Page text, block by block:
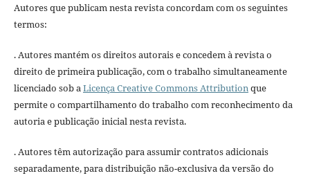
Autores que publicam nesta revista concordam com os seguintes
termos:
. Autores mantém os direitos autorais e concedem à revista o
direito de primeira publicação, com o trabalho simultaneamente
licenciado sob aLicença Creative Commons Attributionque
permite o compartilhamento do trabalho com reconhecimento da
autoria e publicação inicial nesta revista.
. Autores têm autorização para assumir contratos adicionais
separadamente, para distribuição não-exclusiva da versão do